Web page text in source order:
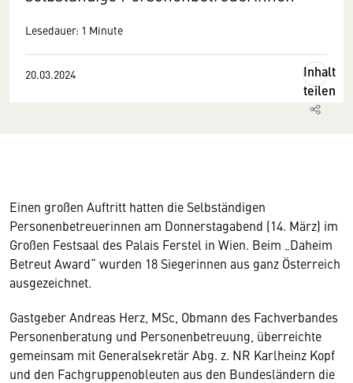
Lesedauer: 1 Minute
20.03.2024
Inhalt
teilen
Einen großen Auftritt hatten die Selbständigen
Personenbetreuerinnen am Donnerstagabend (14. März) im
Großen Festsaal des Palais Ferstel in Wien. Beim „Daheim
Betreut Award“ wurden 18 Siegerinnen aus ganz Österreich
ausgezeichnet.
Gastgeber Andreas Herz, MSc, Obmann des Fachverbandes
Personenberatung und Personenbetreuung, überreichte
gemeinsam mit Generalsekretär Abg. z. NR Karlheinz Kopf
und den Fachgruppenobleuten aus den Bundesländern die